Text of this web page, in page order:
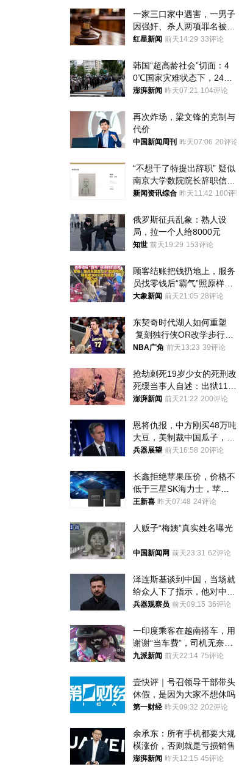
一家三口家中遇害，一男子
因强奸、杀人两项罪名被判
死缓 最高检介入后改判无
红星新闻 前天14:29 33评论
韩国“超高龄社会”切面：4
0℃国家灾难状态下，2400
名首尔老人还在巷子里收废
澎湃新闻 昨天07:21 104评论
再次炸场，梁文锋的克制与
代价
中国新闻周刊 昨天07:06 20评论
“不想干了特提出辞职” 疑似
南京大学数院院长辞职信流
传 院方回应
新闻资讯综合 昨天11:42 100评论
俄罗斯征兵乱象：熟人设
局，拉一个人给8000元
知世 前天19:29 153评论
顾客结账把钱扔地上，服务
员找零钱后“霸气”照原样扔
回去
大象新闻 前天21:05 28评论
东契奇时代湖人如何重塑
复刻独行侠OR改学步行
者？
NBA广角 前天13:23 39评论
抢劫刺死19岁少女的死刑改
死缓当事人自述：出狱11年
间始终刻意躲避被害人家属
澎湃新闻 前天21:22 200评论
恩将仇报，中方刚买48万吨
大豆，美制裁中国瓜子，布
林肯措辞变了
兵器展望 前天16:58 20评论
长鑫拒绝苹果压价，价格不
低于三星SK海力士，苹果
失去了议价权
王新喜 昨天07:48 24评论
人贩子“梅姨”真实姓名曝光
中国新闻网 前天23:31 62评论
泽连斯基谈到中国，当场就
给众人下了指示，他对中国
和中乌关系，显然又有了新
兵器观察员 前天09:15 36评论
一印度乘客在越南搭车，用
谢谢“当车费”，司机无奈发
笑；印度网友：不代表印度
九派新闻 前天22:14 75评论
壹快评｜号召领导干部带头
休假，是因为大家不想休吗
第一财经 昨天09:32 202评论
余承东：所有手机都要大规
模涨价，否则就是亏损销售
澎湃新闻 昨天12:15 45评论